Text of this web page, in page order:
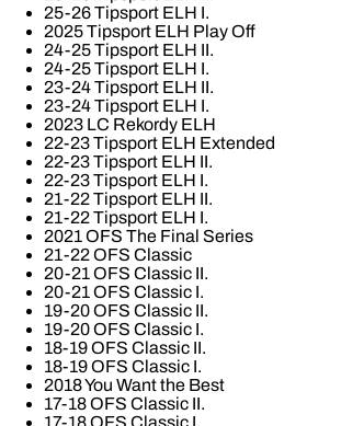
25-26 Tipsport ELH I.
2025 Tipsport ELH Play Off
24-25 Tipsport ELH II.
24-25 Tipsport ELH I.
23-24 Tipsport ELH II.
23-24 Tipsport ELH I.
2023 LC Rekordy ELH
22-23 Tipsport ELH Extended
22-23 Tipsport ELH II.
22-23 Tipsport ELH I.
21-22 Tipsport ELH II.
21-22 Tipsport ELH I.
2021 OFS The Final Series
21-22 OFS Classic
20-21 OFS Classic II.
20-21 OFS Classic I.
19-20 OFS Classic II.
19-20 OFS Classic I.
18-19 OFS Classic II.
18-19 OFS Classic I.
2018 You Want the Best
17-18 OFS Classic II.
17-18 OFS Classic I.